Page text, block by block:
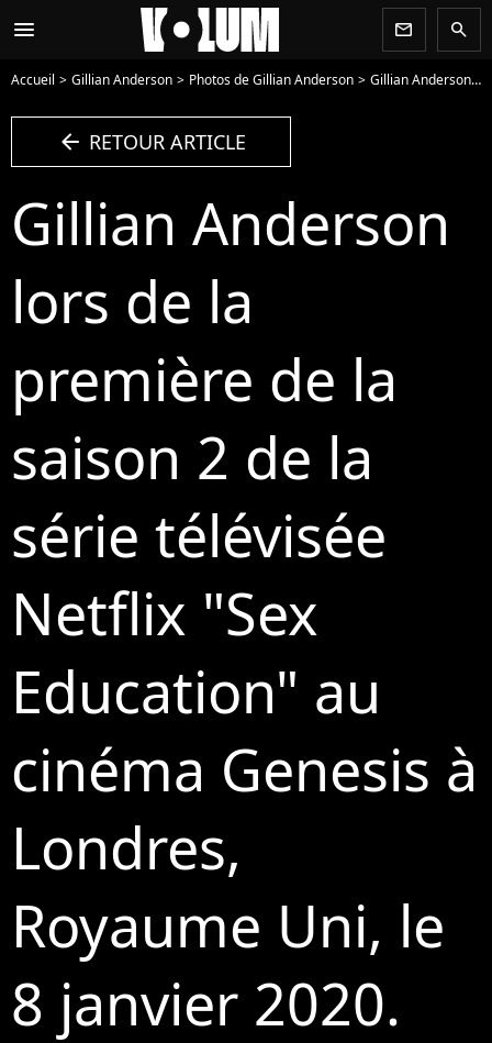
menu newsletter search
Accueil Gillian Anderson Photos de Gillian Anderson Gillian Anderson lors de la première de la saison 2 de la série télévisée Netflix "Sex Education" au cinéma Genesis à Londres, Royaume Uni, le 8 janvier 2020. © Future-Image/Zuma Press/Bestimage - Photo
arrow_left RETOUR ARTICLE
Gillian Anderson
lors de la
première de la
saison 2 de la
série télévisée
Netflix "Sex
Education" au
cinéma Genesis à
Londres,
Royaume Uni, le
8 janvier 2020.